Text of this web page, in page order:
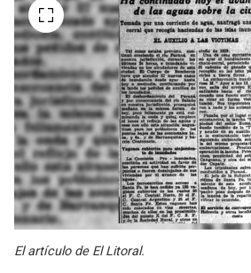
El artículo de El Litoral.